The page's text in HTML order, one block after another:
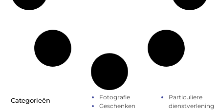
Categorieën
Fotografie
Geschenken
Particuliere
dienstverlening